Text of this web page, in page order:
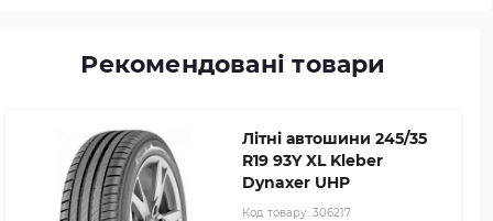
Рекомендовані товари
Літні автошини 245/35
R19 93Y XL Kleber
Dynaxer UHP
Код товару: 306217